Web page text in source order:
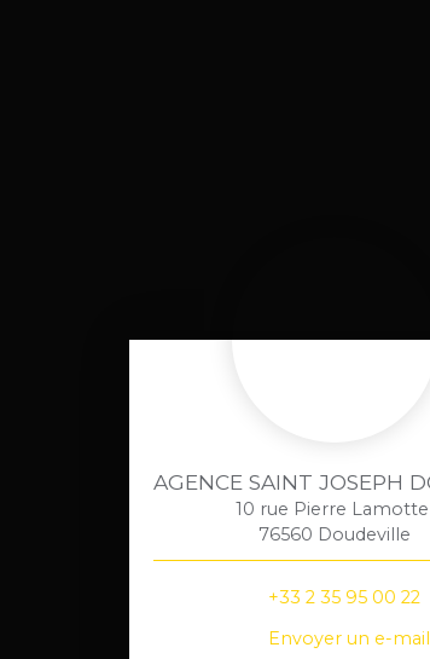
10 rue Pierre Lamotte
76560 Doudeville
+33 2 35 95 00 22
Envoyer un e-mail